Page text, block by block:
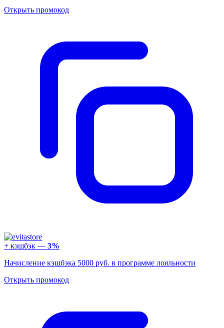
Открыть промокод
+ кэшбэк — 3%
Начисление кэшбэка 5000 руб. в программе лояльности
Открыть промокод